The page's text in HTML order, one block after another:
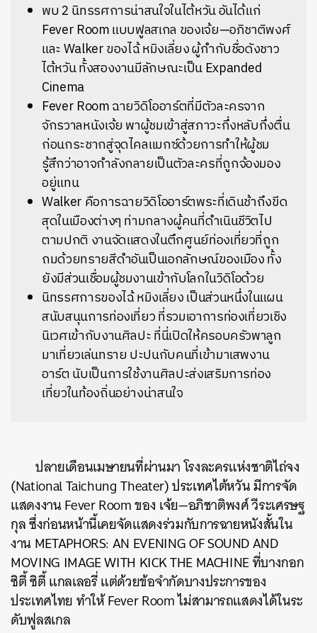
พบ 2 นิทรรศการน่าสนใจในไต้หวัน อันได้แก่
Fever Room แบบฟูลสเกล ของเจ้ย—อภิชาติพงศ์
และ Walker ของไฉ้ หมิงเลี่ยง ผู้กำกับชื่อดังชาว
ไต้หวัน ทั้งสองงานมีลักษณะเป็น Expanded
Cinema
Fever Room ฉายวิดิโออาร์ตที่มีตัวละครจาก
จักรวาลหนังเจ้ย พาผู้ชมเข้าสู่สภาวะกึ่งหลับกึ่งตื่น
ก่อนกระชากสู่จุดไคลแมกซ์ด้วยการทำให้ผู้ชม
รู้สึกว่าอาจกำลังกลายเป็นตัวละครที่ถูกจ้องมอง
อยู่แทน
Walker คือการฉายวิดิโออาร์ตพระที่เดินช้าถึงขีด
สุดในเมืองต่างๆ ท่ามกลางผู้คนที่ดำเนินชีวิตไป
ตามปกติ งานจัดแสดงในตึกศูนย์ท่องเที่ยวที่ถูก
ถมด้วยทรายสีดำอันเป็นเอกลักษณ์ของเมือง ทั้ง
ยังมีส่วนเชื่อมผู้ชมงานเข้ากับโลกในวิดิโอด้วย
นิทรรศการของไฉ้ หมิงเลี่ยง เป็นส่วนหนึ่งในแผน
สนับสนุนการท่องเที่ยว ที่รวมเอาการท่องเที่ยวเชิง
นิเวศเข้ากับงานศิลปะ ที่นี่เปิดให้ครอบครัวพาลูก
มาเที่ยวเล่นทราย ปะปนกับคนที่เข้ามาเสพงาน
อาร์ต นับเป็นการใช้งานศิลปะส่งเสริมการท่อง
เที่ยวในท้องถิ่นอย่างน่าสนใจ
ปลายเดือนเมษายนที่ผ่านมา โรงละครแห่งชาติไถ่จง
(National Taichung Theater) ประเทศไต้หวัน มีการจัด
แสดงงาน Fever Room ของ เจ้ย—อภิชาติพงศ์ วีระเศรษฐ
กุล ซึ่งก่อนหน้านี้เคยจัดแสดงร่วมกับการฉายหนังสั้นใน
งานMETAPHORS: AN EVENING OF SOUND AND
MOVING IMAGE WITH KICK THE MACHINE ที่บางกอก
ซิตี้ ซิตี้ แกลเลอรี่ แต่ด้วยข้อจำกัดบางประการของ
ประเทศไทย ทำให้Fever Room ไม่สามารถแสดงได้ในระ
ดับฟูลสเกล